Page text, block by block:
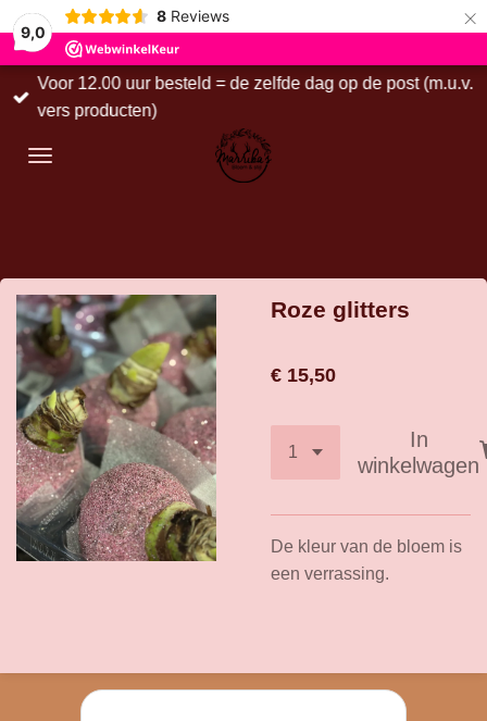
9,0
8 Reviews ×
Voor 12.00 uur besteld = de zelfde dag op de post (m.u.v.
vers producten)
Roze glitters
€ 15,50
In
winkelwagen
De kleur van de bloem is
een verrassing.